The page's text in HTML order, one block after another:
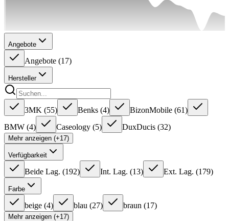
Angebote
Angebote (17)
Hersteller
3MK (55) Benks (4) BizonMobile (61)
BMW (4) Caseology (5) DuxDucis (32)
Mehr anzeigen (+17)
Verfügbarkeit
Beide Lag. (192) Int. Lag. (13) Ext. Lag. (179)
Farbe
beige (4) blau (27) braun (17)
Mehr anzeigen (+17)